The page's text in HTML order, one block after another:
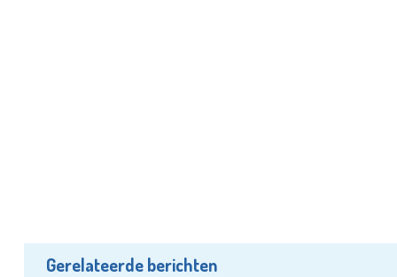
Gerelateerde berichten